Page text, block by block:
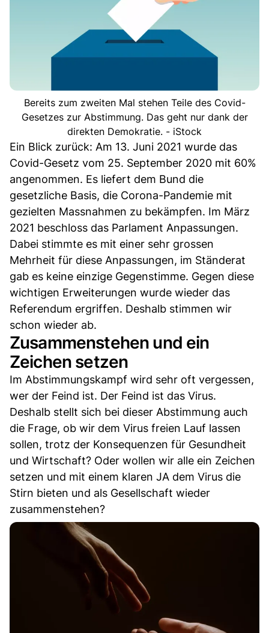
Bereits zum zweiten Mal stehen Teile des Covid-
Gesetzes zur Abstimmung. Das geht nur dank der
direkten Demokratie. - iStock
Ein Blick zurück: Am 13. Juni 2021 wurde das
Covid-Gesetz vom 25. September 2020 mit 60%
angenommen. Es liefert dem Bund die
gesetzliche Basis, die Corona-Pandemie mit
gezielten Massnahmen zu bekämpfen. Im März
2021 beschloss das Parlament Anpassungen.
Dabei stimmte es mit einer sehr grossen
Mehrheit für diese Anpassungen, im Ständerat
gab es keine einzige Gegenstimme. Gegen diese
wichtigen Erweiterungen wurde wieder das
Referendum ergriffen. Deshalb stimmen wir
schon wieder ab.
Zusammenstehen und ein
Zeichen setzen
Im Abstimmungskampf wird sehr oft vergessen,
wer der Feind ist. Der Feind ist das Virus.
Deshalb stellt sich bei dieser Abstimmung auch
die Frage, ob wir dem Virus freien Lauf lassen
sollen, trotz der Konsequenzen für Gesundheit
und Wirtschaft? Oder wollen wir alle ein Zeichen
setzen und mit einem klaren JA dem Virus die
Stirn bieten und als Gesellschaft wieder
zusammenstehen?